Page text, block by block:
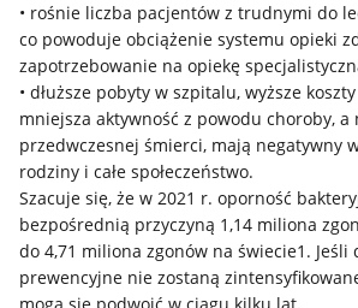
• rośnie liczba pacjentów z trudnymi do
co powoduje obciążenie systemu opieki
zapotrzebowanie na opiekę
• dłuższe pobyty w szpitalu, wyższe
mniejsza aktywność z powodu choroby, a
przedwczesnej śmierci, mają negatywny
rodziny i całe społeczeństwo.
Szacuje się, że w 2021 r. oporność
bezpośrednią przyczyną 1,14 miliona
do 4,71 miliona zgonów na świecie1. Jeśli
prewencyjne nie zostaną